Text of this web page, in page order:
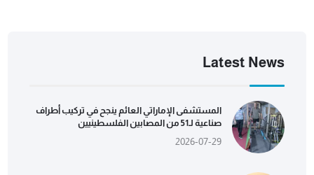
Latest News
المستشفى الإماراتي العائم ينجح في تركيب أطراف
صناعية لـ51 من المصابين الفلسطينيين
2026-07-29